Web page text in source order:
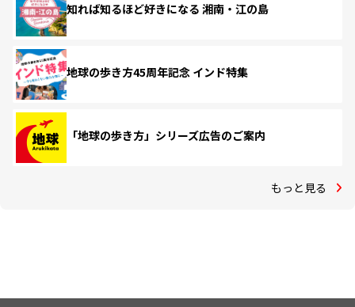
知れば知るほど好きになる 湘南・江の島
地球の歩き方45周年記念 インド特集
「地球の歩き方」シリーズ広告のご案内
もっと見る